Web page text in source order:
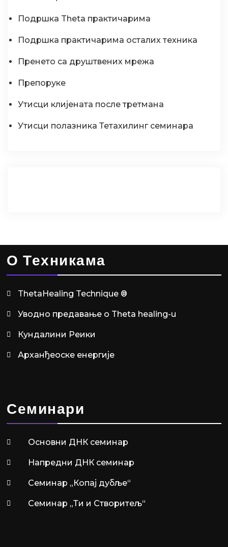
Подршка Theta практичарима
Подршка практичарима осталих техника
Пренето са друштвених мрежа
Препоруке
Утисци клијената после третмана
Утисци полазника Тетахилинг семинара
О Техникама
ThetaHealing Technique ®
Уводно предавање о Theta healing-u
Кундалини Реики
Арханђеоске енергије
Семинари
Основни ДНК семинар
Напредни ДНК семинар
Семинар „Копај дубље“
Семинар „Ти и Створитељ“